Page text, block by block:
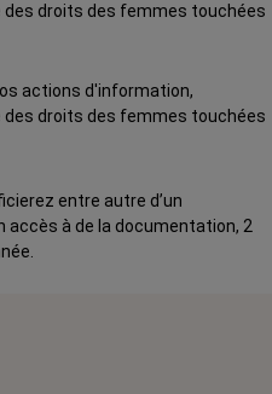
droits des femmes touchées
actions d'information,
droits des femmes touchées
entre autre d’un
accès à de la documentation, 2